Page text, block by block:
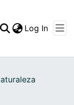
Log In